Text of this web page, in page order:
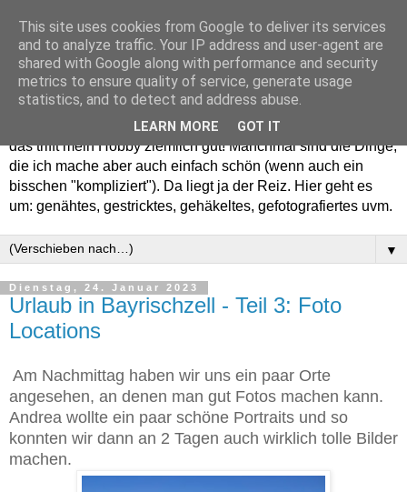
Willkommen in meinem "Wohnzimmer". Einfach und schön -
das trifft mein Hobby ziemlich gut! Manchmal sind die Dinge,
die ich mache aber auch einfach schön (wenn auch ein
bisschen "kompliziert"). Da liegt ja der Reiz. Hier geht es
um: genähtes, gestricktes, gehäkeltes, gefotografiertes uvm.
▼
Dienstag, 24. Januar 2023
Urlaub in Bayrischzell - Teil 3: Foto
Locations
Am Nachmittag haben wir uns ein paar Orte
angesehen, an denen man gut Fotos machen kann.
Andrea wollte ein paar schöne Portraits und so
konnten wir dann an 2 Tagen auch wirklich tolle Bilder
machen.
This site uses cookies from Google to deliver its services
and to analyze traffic. Your IP address and user-agent are
shared with Google along with performance and security
metrics to ensure quality of service, generate usage
statistics, and to detect and address abuse.
LEARN MORE GOT IT